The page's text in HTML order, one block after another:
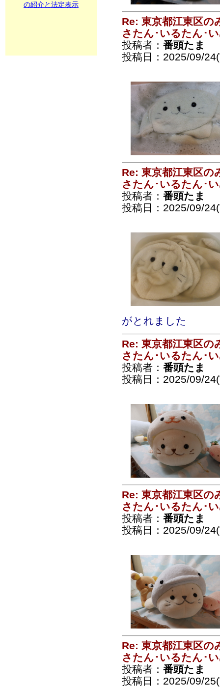
の紹介と法定表示
Re: 東京都江東区の
さたん･いるたん･
投稿者： 番頭たま
投稿日：2025/09/
Re: 東京都江東区の
さたん･いるたん･
投稿者： 番頭たま
投稿日：2025/09/
がとれました
Re: 東京都江東区の
さたん･いるたん･
投稿者： 番頭たま
投稿日：2025/09/
Re: 東京都江東区の
さたん･いるたん･
投稿者： 番頭たま
投稿日：2025/09/
Re: 東京都江東区の
さたん･いるたん･
投稿者： 番頭たま
投稿日：2025/09/